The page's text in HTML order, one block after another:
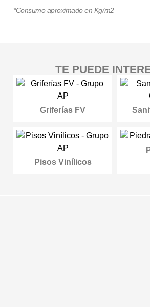
*Consumo aproximado en Kg/m2
TE PUEDE
Griferías FV
Pisos Vinílicos